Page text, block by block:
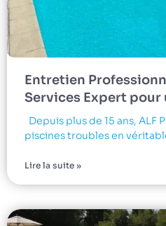
Entretien
Services Expert pour
Depuis plus de 15 ans, ALF
piscines troubles en
Lire la suite »